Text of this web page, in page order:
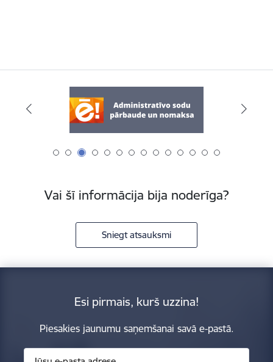
Vai šī informācija bija noderīga?
Sniegt atsauksmi
Esi pirmais, kurš uzzina!
Piesakies jaunumu saņemšanai savā e-pastā.